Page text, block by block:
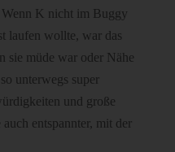
K nicht im Buggy
laufen wollte, war das
sie müde war oder Nähe
unterwegs super
und große
entspannter, mit der